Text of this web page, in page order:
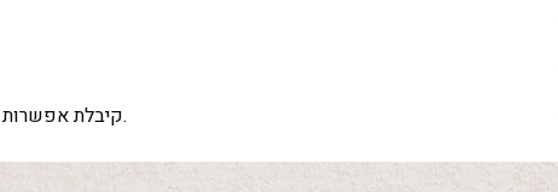
קיבלת אפשרות להתאמה אישית מושלמת לבית הכנסת שלך.